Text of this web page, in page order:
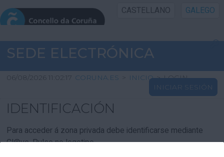
CASTELLANO GALEGO
INICIO SEDE
INICIO
INFORMACIÓN PÚBLICA
CARTAFOL CIDADÁN
SEDE ELECTRÓNICA
06/08/2026 11:02:17 CORUNA.ES > INICIO > LOGIN
INICIAR SESIÓN
IDENTIFICACIÓN
Para acceder á zona privada debe identificarse mediante
Cl@ve. Pulse no logotipo